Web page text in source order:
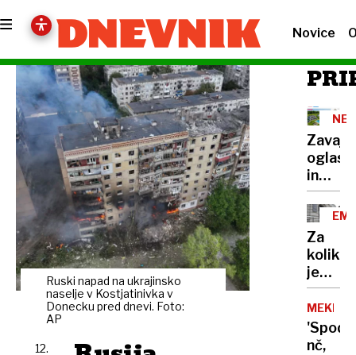
Novice
Ruski napad na ukrajinsko
naselje v Kostjatinivka v
Donecku pred dnevi. Foto:
AP
12.
oglas
in
burni
odzivi:
V
ne
bo
Za
koliko
je
upnike
MEKINJE
'Spodi
nč,